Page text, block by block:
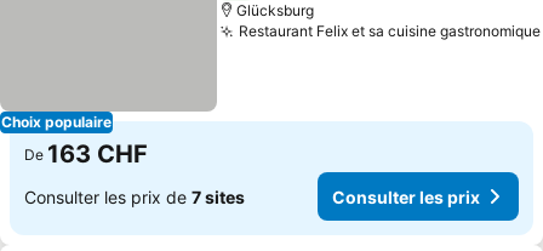
Choix populaire
Glücksburg
Restaurant Felix et sa cuisine gastronomique
De 163 CHF
Consulter les prix de 7 sites Consulter les prix